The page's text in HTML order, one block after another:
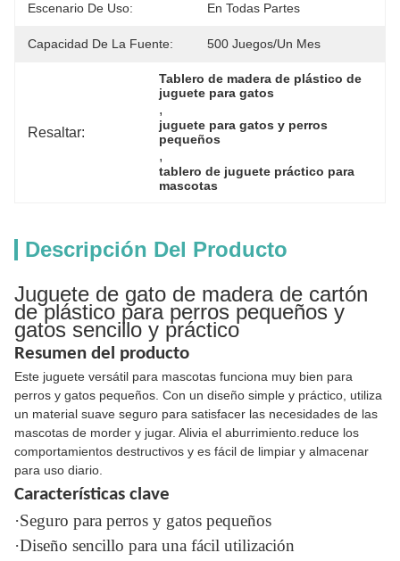
Escenario De Uso: En Todas Partes
Capacidad De La Fuente: 500 Juegos/un Mes
Resaltar:
Tablero de madera de plástico de
juguete para gatos
,
juguete para gatos y perros
pequeños
,
tablero de juguete práctico para
mascotas
Descripción Del Producto
Juguete de gato de madera de cartón
de plástico para perros pequeños y
gatos sencillo y práctico
Resumen del producto
Este juguete versátil para mascotas funciona muy bien para
perros y gatos pequeños. Con un diseño simple y práctico, utiliza
un material suave seguro para satisfacer las necesidades de las
mascotas de morder y jugar. Alivia el aburrimiento.reduce los
comportamientos destructivos y es fácil de limpiar y almacenar
para uso diario.
Características clave
·Seguro para perros y gatos pequeños
·Diseño sencillo para una fácil utilización